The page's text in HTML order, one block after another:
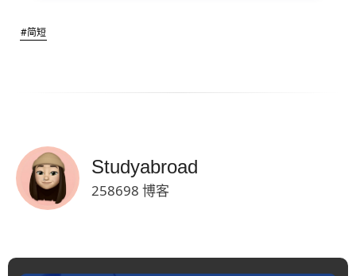
#简短
Studyabroad
258698 博客